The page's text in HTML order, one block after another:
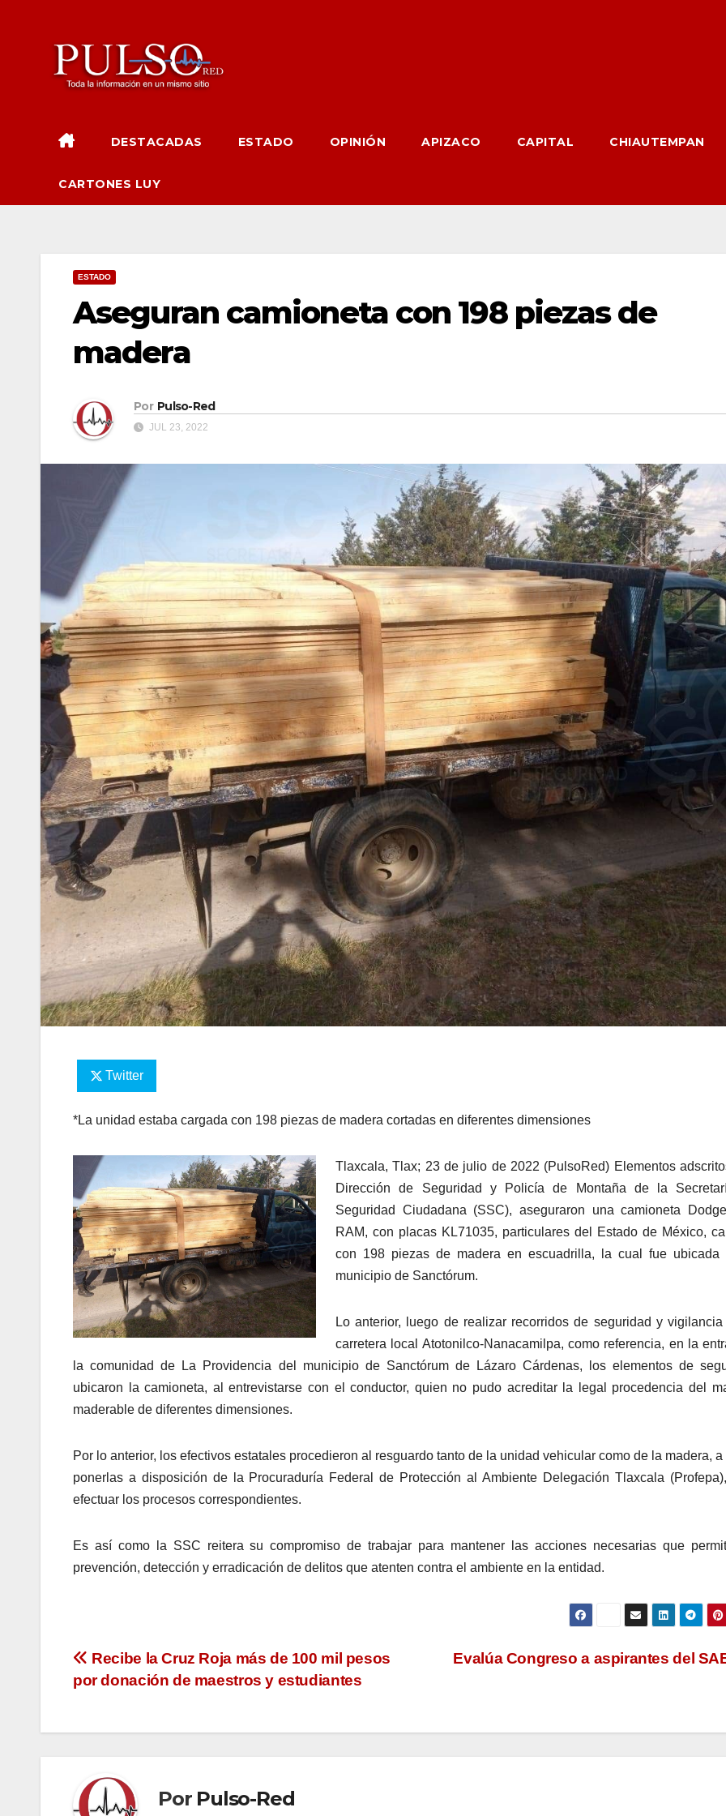
DESTACADAS ESTADO OPINIÓN APIZACO CAPITAL CHIAUTEMPAN
CARTONES LUY
ESTADO
Aseguran camioneta con 198 piezas de
madera
Por Pulso-Red
JUL 23, 2022
Twitter
*La unidad estaba cargada con 198 piezas de madera cortadas en diferentes dimensiones
Tlaxcala, Tlax; 23 de julio de 2022 (PulsoRed) Elementos
Dirección de Seguridad y Policía de Montaña de la
Seguridad Ciudadana (SSC), aseguraron una camioneta
RAM, con placas KL71035, particulares del Estado de México,
con 198 piezas de madera en escuadrilla, la cual fue ubicada
municipio de Sanctórum.
Lo anterior, luego de realizar recorridos de seguridad y
carretera local Atotonilco-Nanacamilpa, como referencia, en la
la comunidad de La Providencia del municipio de Sanctórum de Lázaro Cárdenas, los elementos de
ubicaron la camioneta, al entrevistarse con el conductor, quien no pudo acreditar la legal procedencia del
maderable de diferentes dimensiones.
Por lo anterior, los efectivos estatales procedieron al resguardo tanto de la unidad vehicular como de la madera, a
ponerlas a disposición de la Procuraduría Federal de Protección al Ambiente Delegación Tlaxcala
efectuar los procesos correspondientes.
Es así como la SSC reitera su compromiso de trabajar para mantener las acciones necesarias que
prevención, detección y erradicación de delitos que atenten contra el ambiente en la entidad.
Navegación
de
entradas
Evalúa Congreso a aspirantes del
Recibe la Cruz Roja más de 100 mil pesos
por donación de maestros y estudiantes
Por Pulso-Red